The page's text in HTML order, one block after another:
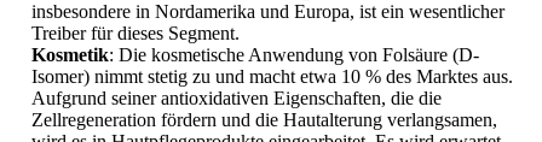
insbesondere in Nordamerika und Europa, ist ein wesentlicher
Treiber für dieses Segment.
Kosmetik: Die kosmetische Anwendung von Folsäure (D-
Isomer) nimmt stetig zu und macht etwa 10 % des Marktes aus.
Aufgrund seiner antioxidativen Eigenschaften, die die
Zellregeneration fördern und die Hautalterung verlangsamen,